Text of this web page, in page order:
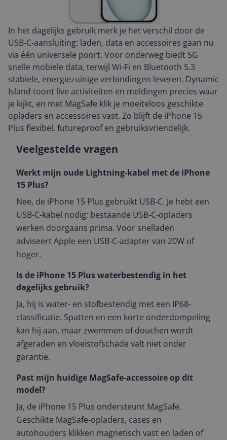
In het dagelijks gebruik merk je het verschil door de
USB‑C‑aansluiting: laden, data en accessoires gaan nu
via één universele poort. Voor onderweg biedt 5G
snelle mobiele data, terwijl Wi‑Fi en Bluetooth 5.3
stabiele, energiezuinige verbindingen leveren. Dynamic
Island toont live activiteiten en meldingen precies waar
je kijkt, en met MagSafe klik je moeiteloos geschikte
opladers en accessoires vast. Zo blijft de iPhone 15
Plus flexibel, futureproof en gebruiksvriendelijk.
Veelgestelde vragen
Werkt mijn oude Lightning-kabel met de iPhone
15 Plus?
Nee, de iPhone 15 Plus gebruikt USB‑C. Je hebt een
USB‑C‑kabel nodig; bestaande USB‑C‑opladers
werken doorgaans prima. Voor snelladen
adviseert Apple een USB‑C‑adapter van 20W of
hoger.
Is de iPhone 15 Plus waterbestendig in het
dagelijks gebruik?
Ja, hij is water- en stofbestendig met een IP68-
classificatie. Spatten en een korte onderdompeling
kan hij aan, maar zwemmen of douchen wordt
afgeraden en vloeistofschade valt niet onder
garantie.
Past mijn huidige MagSafe-accessoire op dit
model?
Ja, de iPhone 15 Plus ondersteunt MagSafe.
Geschikte MagSafe-opladers, cases en
autohouders klikken magnetisch vast en laden of